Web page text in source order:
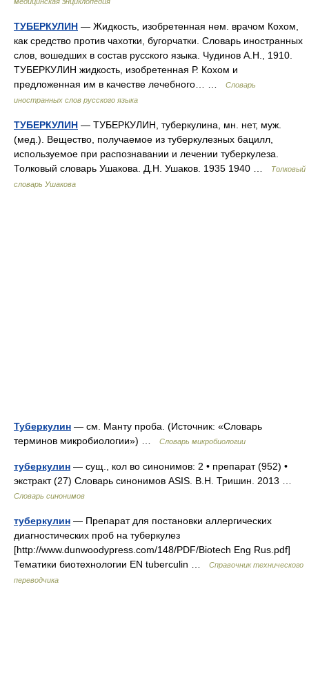
медицинская энциклопедия
ТУБЕРКУЛИН — Жидкость, изобретенная нем. врачом Кохом,
как средство против чахотки, бугорчатки. Словарь иностранных
слов, вошедших в состав русского языка. Чудинов А.Н., 1910.
ТУБЕРКУЛИН жидкость, изобретенная Р. Кохом и
предложенная им в качестве лечебного… …
Словарь
иностранных слов русского языка
ТУБЕРКУЛИН — ТУБЕРКУЛИН, туберкулина, мн. нет, муж.
(мед.). Вещество, получаемое из туберкулезных бацилл,
используемое при распознавании и лечении туберкулеза.
Толковый словарь Ушакова. Д.Н. Ушаков. 1935 1940 …
Толковый
словарь Ушакова
Туберкулин — см. Манту проба. (Источник: «Словарь
терминов микробиологии») …
Словарь микробиологии
туберкулин — сущ., кол во синонимов: 2 • препарат (952) •
экстракт (27) Словарь синонимов ASIS. В.Н. Тришин. 2013 …
Словарь синонимов
туберкулин — Препарат для постановки аллергических
диагностических проб на туберкулез
[http://www.dunwoodypress.com/148/PDF/Biotech Eng Rus.pdf]
Тематики биотехнологии EN tuberculin …
Справочник технического
переводчика